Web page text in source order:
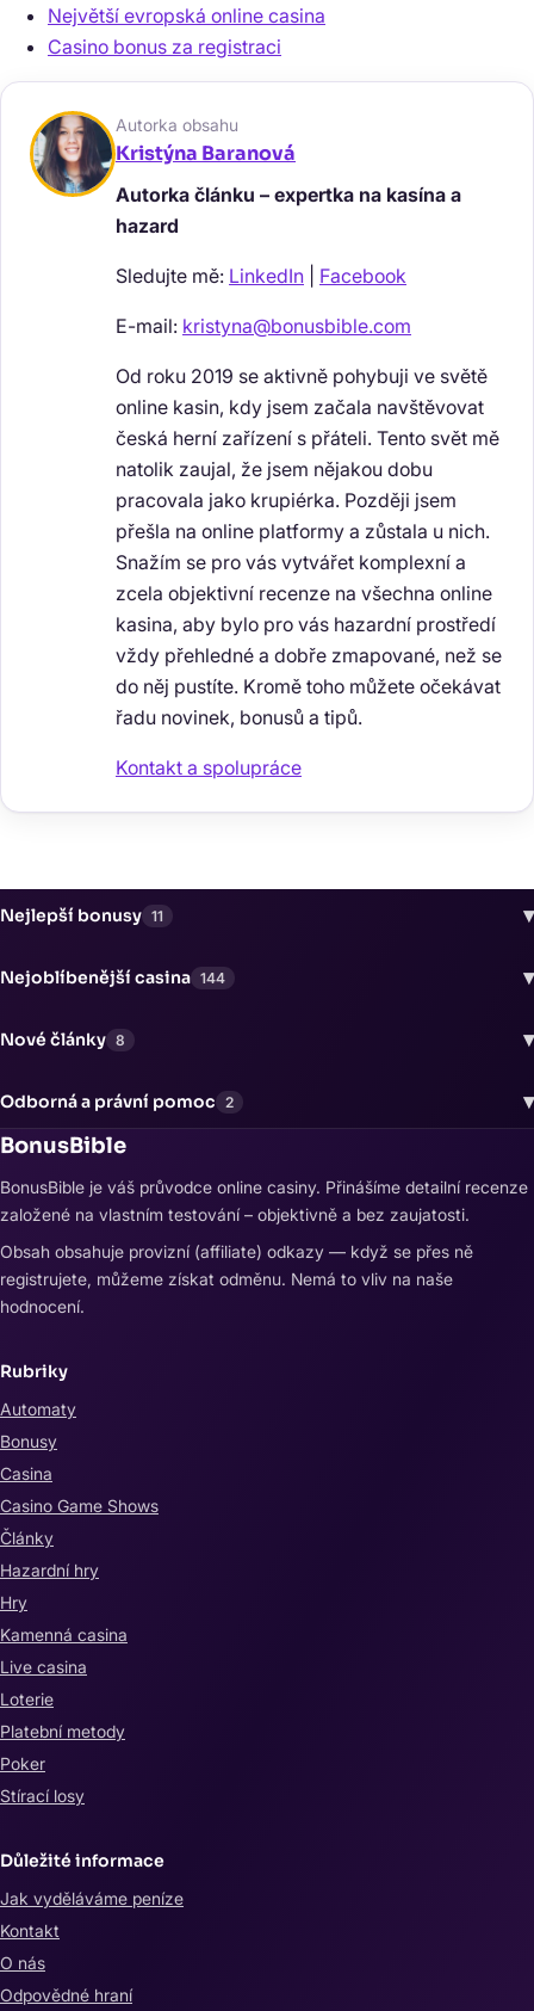
Největší evropská online casina
Casino bonus za registraci
Autorka obsahu
Kristýna Baranová
Autorka článku – expertka na kasína a
hazard
Sledujte mě: LinkedIn Facebook
E-mail: kristyna@bonusbible.com
Od roku 2019 se aktivně pohybuji ve světě
online kasin, kdy jsem začala navštěvovat
česká herní zařízení s přáteli. Tento svět mě
natolik zaujal, že jsem nějakou dobu
pracovala jako krupiérka. Později jsem
přešla na online platformy a zůstala u nich.
Snažím se pro vás vytvářet komplexní a
zcela objektivní recenze na všechna online
kasina, aby bylo pro vás hazardní prostředí
vždy přehledné a dobře zmapované, než se
do něj pustíte. Kromě toho můžete očekávat
řadu novinek, bonusů a tipů.
Kontakt a spolupráce
Nejlepší bonusy 11 ▾
Nejoblíbenější casina 144 ▾
Nové články 8 ▾
Odborná a právní pomoc 2
▾
BonusBible
BonusBible je váš průvodce online casiny. Přinášíme detailní recenze
založené na vlastním testování – objektivně a bez zaujatosti.
Obsah obsahuje provizní (affiliate) odkazy — když se přes ně
registrujete, můžeme získat odměnu. Nemá to vliv na naše
hodnocení.
Rubriky
Automaty
Bonusy
Casina
Casino Game Shows
Články
Hazardní hry
Hry
Kamenná casina
Live casina
Loterie
Platební metody
Poker
Stírací losy
Důležité informace
Jak vyděláváme peníze
Kontakt
O nás
Odpovědné hraní